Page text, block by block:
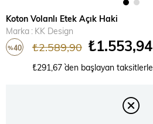
Koton Volanlı Etek Açık Haki
Marka : KK Design
%40 ₺2.589,90 ₺1.553,94
₺291,67 `den başlayan taksitlerle